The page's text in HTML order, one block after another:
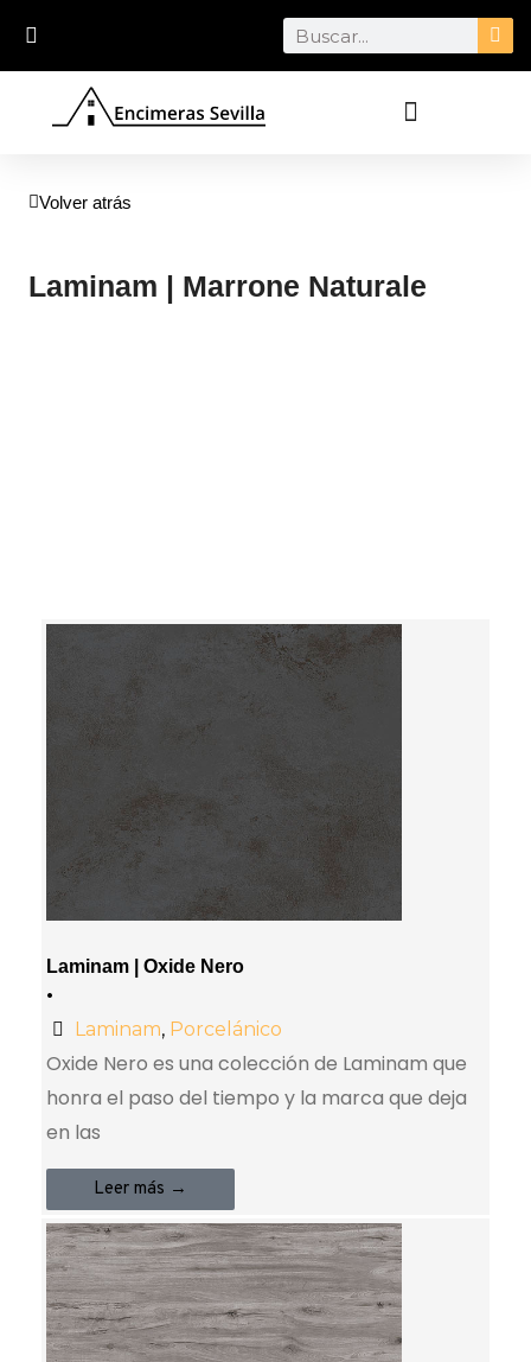
contenido
Search
Volver atrás
Laminam | Marrone Naturale
Laminam | Oxide Nero
•
Laminam, Porcelánico
Oxide Nero es una colección de Laminam que
honra el paso del tiempo y la marca que deja
en las
Leer más →